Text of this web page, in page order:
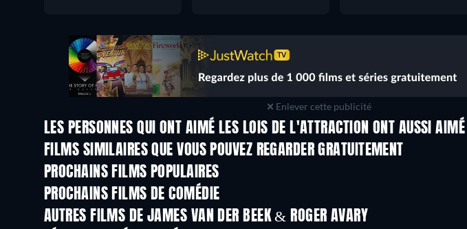
Enlever cette publicité
LES PERSONNES QUI ONT AIMÉ LES LOIS DE L'ATTRACTION ONT AUSSI AIMÉ
FILMS SIMILAIRES QUE VOUS POUVEZ REGARDER GRATUITEMENT
PROCHAINS FILMS POPULAIRES
PROCHAINS FILMS DE COMÉDIE
AUTRES FILMS DE JAMES VAN DER BEEK & ROGER AVARY